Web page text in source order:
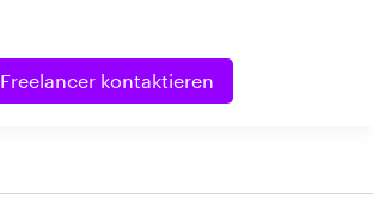
Freelancer kontaktieren